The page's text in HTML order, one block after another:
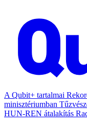
A Qubit+ tartalmai
minisztériumban
HUN-REN átalakítás